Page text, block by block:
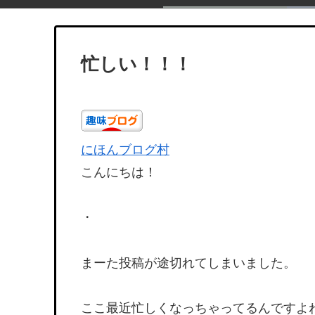
忙しい！！！
にほんブログ村
こんにちは！
・
まーた投稿が途切れてしまいました。
ここ最近忙しくなっちゃってるんですよ